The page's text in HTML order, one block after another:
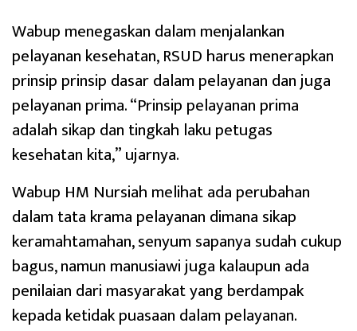
Wabup menegaskan dalam menjalankan
pelayanan kesehatan, RSUD harus menerapkan
prinsip prinsip dasar dalam pelayanan dan juga
pelayanan prima. “Prinsip pelayanan prima
adalah sikap dan tingkah laku petugas
kesehatan kita,” ujarnya.
Wabup HM Nursiah melihat ada perubahan
dalam tata krama pelayanan dimana sikap
keramahtamahan, senyum sapanya sudah cukup
bagus, namun manusiawi juga kalaupun ada
penilaian dari masyarakat yang berdampak
kepada ketidak puasaan dalam pelayanan.